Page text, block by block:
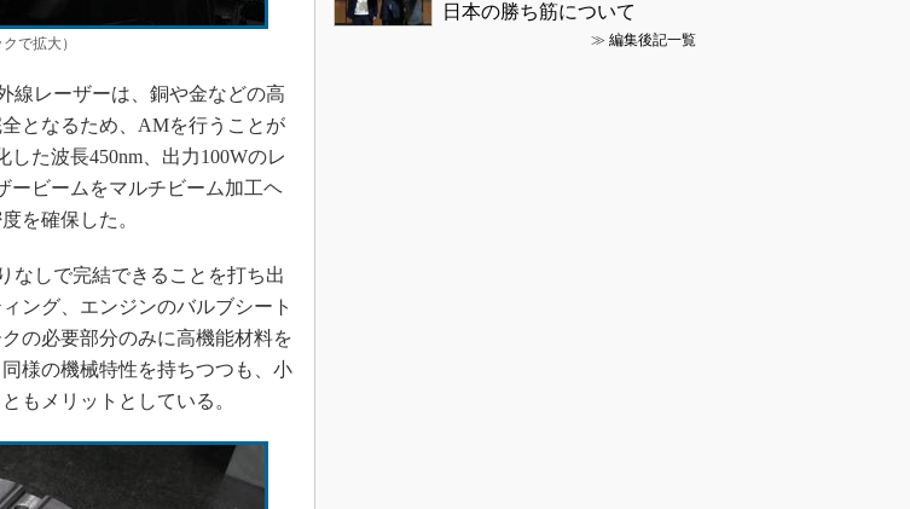
で拡大）
レーザーは、銅や金などの高
となるため、AMを行うことが
た波長450nm、出力100Wのレ
ービームをマルチビーム加工ヘ
を確保した。
しで完結できることを打ち出
ング、エンジンのバルブシート
の必要部分のみに高機能材料を
様の機械特性を持ちつつも、小
もメリットとしている。
日本の勝ち筋について
≫ 編集後記一覧